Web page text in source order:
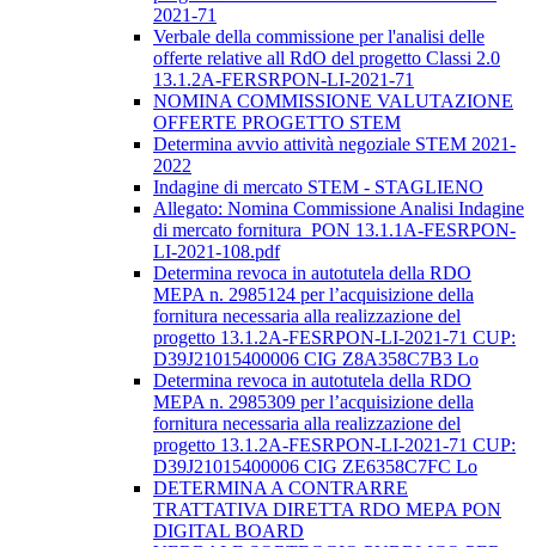
2021-71
Verbale della commissione per l'analisi delle
offerte relative all RdO del progetto Classi 2.0
13.1.2A-FERSRPON-LI-2021-71
NOMINA COMMISSIONE VALUTAZIONE
OFFERTE PROGETTO STEM
Determina avvio attività negoziale STEM 2021-
2022
Indagine di mercato STEM - STAGLIENO
Allegato: Nomina Commissione Analisi Indagine
di mercato fornitura_PON 13.1.1A-FESRPON-
LI-2021-108.pdf
Determina revoca in autotutela della RDO
MEPA n. 2985124 per l’acquisizione della
fornitura necessaria alla realizzazione del
progetto 13.1.2A-FESRPON-LI-2021-71 CUP:
D39J21015400006 CIG Z8A358C7B3 Lo
Determina revoca in autotutela della RDO
MEPA n. 2985309 per l’acquisizione della
fornitura necessaria alla realizzazione del
progetto 13.1.2A-FESRPON-LI-2021-71 CUP:
D39J21015400006 CIG ZE6358C7FC Lo
DETERMINA A CONTRARRE
TRATTATIVA DIRETTA RDO MEPA PON
DIGITAL BOARD